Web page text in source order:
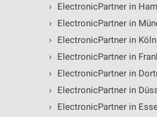
›
ElectronicPartner in
›
ElectronicPartner in
›
ElectronicPartner in Köln
›
ElectronicPartner in
›
ElectronicPartner in
›
ElectronicPartner in
›
ElectronicPartner in